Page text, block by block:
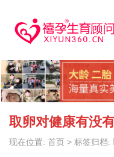
取卵对健康有没
现在位置: 首页 > 标签归档: